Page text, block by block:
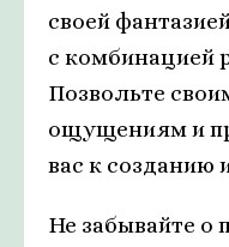
своей
с комбинацией
Позвольте
ощущениям и
вас к созданию
Не забывайте о